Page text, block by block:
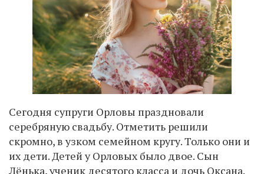
Сегодня супруги Орловы праздновали
серебряную свадьбу. Отметить решили
скромно, в узком семейном кругу. Только они и
их дети. Детей у Орловых было двое. Сын
Лёнька, ученик десятого класса и дочь Оксана.